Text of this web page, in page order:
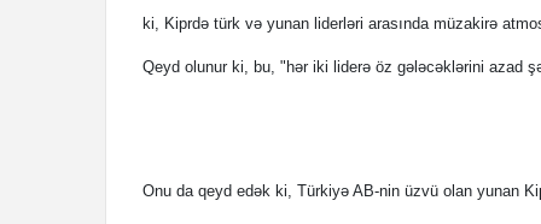
ki, Kiprdə türk və yunan liderləri arasında müzakirə
Qeyd olunur ki, bu, "hər iki liderə öz gələcəklərini azad
Onu da qeyd edək ki, Türkiyə AB-nin üzvü olan yunan